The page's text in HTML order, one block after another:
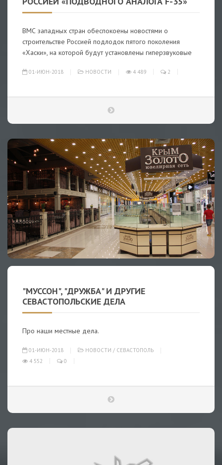
ВМС западных стран обеспокоены новостями о
строительстве Россией подлодок пятого поколения
«Хаски», на которой будут установлены гиперзвуковые
01-ИЮН-2018 НОВОСТИ 4 489 2
"МУССОН", "ДРУЖБА" И ДРУГИЕ
СЕВАСТОПОЛЬСКИЕ ДЕЛА
Про наши местные дела.
01-ИЮН-2018 НОВОСТИ / СЕВАСТОПОЛЬ
4 552
0